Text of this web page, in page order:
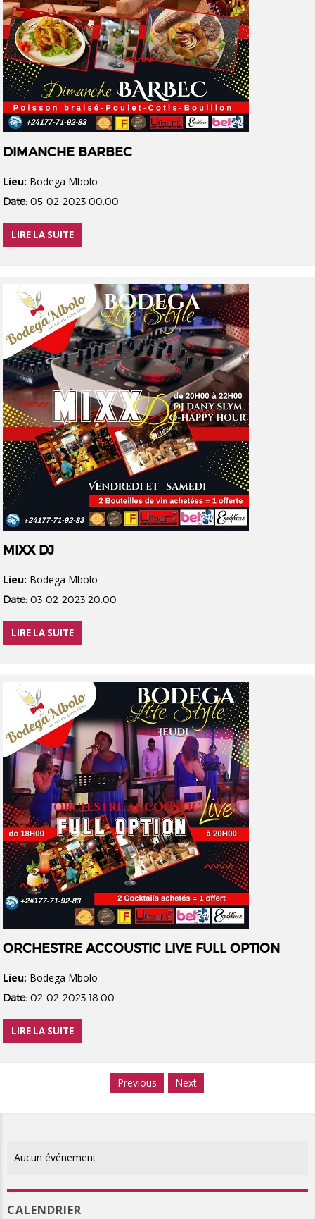
DIMANCHE BARBEC
Lieu: Bodega Mbolo
Date: 05-02-2023 00:00
LIRE LA SUITE
MIXX DJ
Lieu: Bodega Mbolo
Date: 03-02-2023 20:00
LIRE LA SUITE
ORCHESTRE ACCOUSTIC LIVE FULL OPTION
Lieu: Bodega Mbolo
Date: 02-02-2023 18:00
LIRE LA SUITE
Previous Next
Aucun événement
CALENDRIER